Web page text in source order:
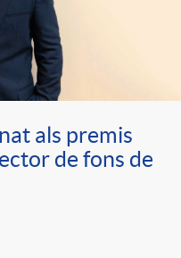
als premis
de fons de